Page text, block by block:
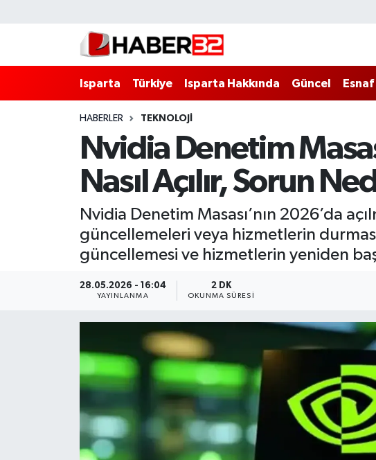
Isparta Türkiye Isparta Hakkında Güncel
HABERLER TEKNOLOJİ
Nvidia Denetim
Nasıl Açılır, Sorun
Nvidia Denetim Masası’nın 2026’da
güncellemeleri veya hizmetlerin
güncellemesi ve hizmetlerin yeniden
28.05.2026 - 16:04
YAYINLANMA
2 DK
OKUNMA SÜRESI
Isparta Hakkında
Esnaf Diyor ki;
BİLİM VE TEKNOLOJİ
KÜLTÜR SANAT
MAGAZİN
Isparta Nöbetçi Eczaneler
Isparta Hava Durumu
Isparta Trafik Yoğunluk Haritası
Süper Lig Puan Durumu ve Fikstür
Tüm Manşetler
Son Dakika Haberleri
Haber Arşivi